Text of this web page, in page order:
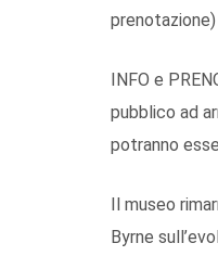
prenotazione)
INFO e
pubblico ad
potranno
Il museo
Byrne